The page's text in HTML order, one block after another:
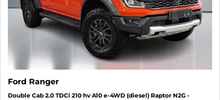
Ford Ranger
Double Cab 2.0 TDCi 210 hv A10 e-4WD (diesel) Raptor N2G -